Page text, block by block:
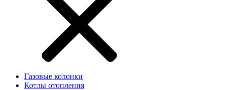
Газовые колонки
Котлы отопления